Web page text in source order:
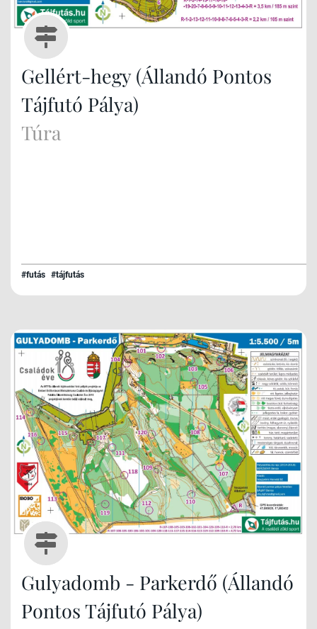
Gellért-hegy (Állandó Pontos
Tájfutó Pálya)
Túra
#futás #tájfutás
Gulyadomb - Parkerdő (Állandó
Pontos Tájfutó Pálya)